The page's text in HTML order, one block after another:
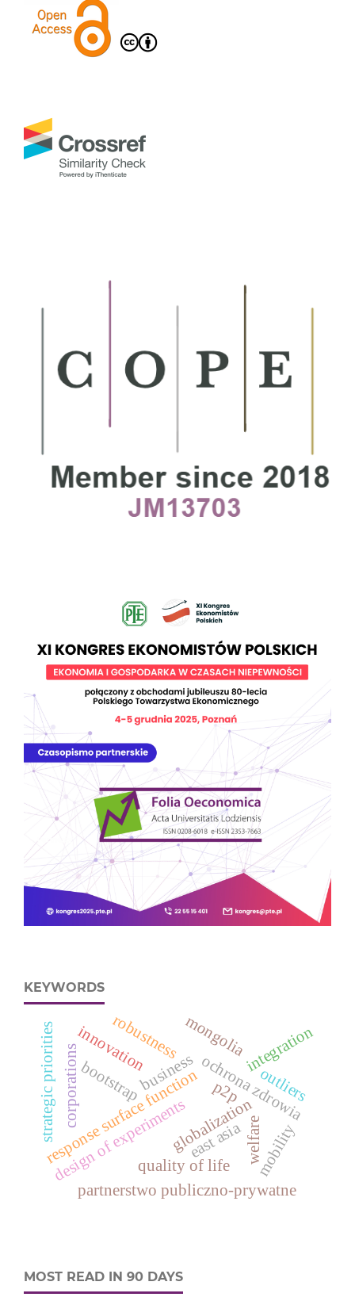
KEYWORDS
design of experiments
response surface function
bootstrap
partnerstwo publiczno-prywatne
ochrona zdrowia
integration
business
globalization
corporationsinnovation
strategic priorities east asia
quality of life
welfare
mongolia
p2p
mobility
outliers
robustness
MOST READ IN 90 DAYS